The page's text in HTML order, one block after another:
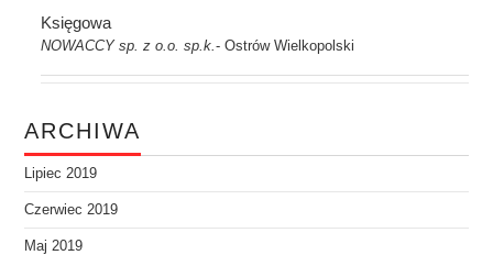
Księgowa
NOWACCY sp. z o.o. sp.k.-Ostrów Wielkopolski
ARCHIWA
Lipiec 2019
Czerwiec 2019
Maj 2019